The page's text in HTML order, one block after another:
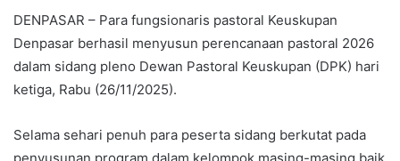
DENPASAR – Para fungsionaris pastoral Keuskupan
Denpasar berhasil menyusun perencanaan pastoral 2026
dalam sidang pleno Dewan Pastoral Keuskupan (DPK) hari
ketiga, Rabu (26/11/2025).
Selama sehari penuh para peserta sidang berkutat pada
penyusunan program dalam kelompok masing-masing baik